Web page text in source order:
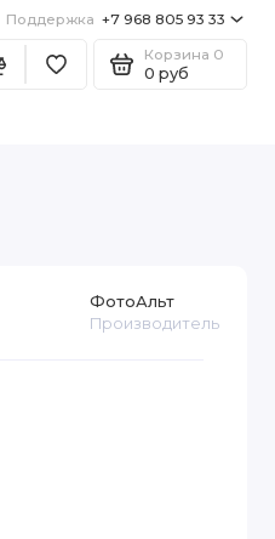
Поддержка +7 968 805 93 33
Корзина 0
0 руб
ФотоАльт
Производитель